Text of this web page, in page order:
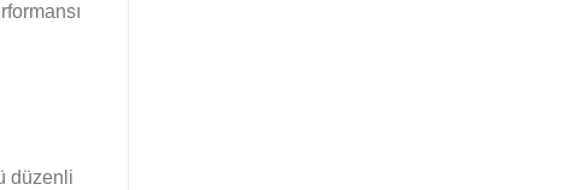
düzenli